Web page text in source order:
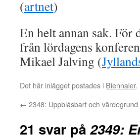
(artnet)
En helt annan sak. För
från lördagens
Mikael Jalving (
Det här inlägget postades i Biennaler.
← 2348: Uppblåsbart och värdegrund
21 svar på2349: